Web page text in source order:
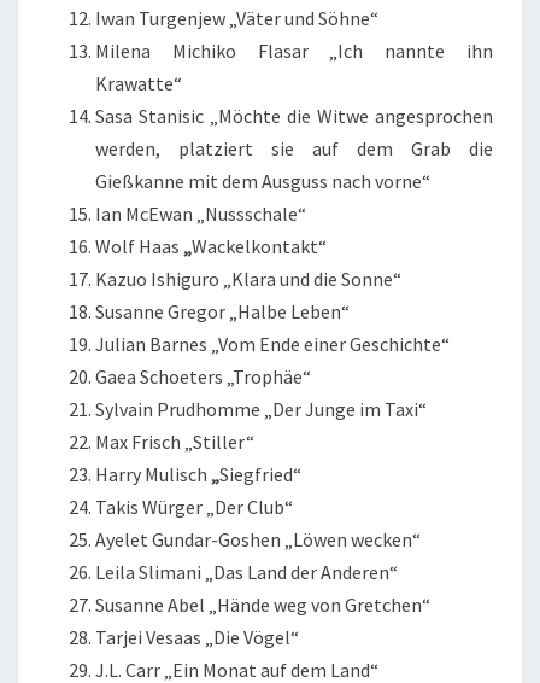
Iwan Turgenjew „Väter und Söhne“
Milena Michiko Flasar „Ich nannte ihn
Krawatte“
Sasa Stanisic „Möchte die Witwe angesprochen
werden, platziert sie auf dem Grab die
Gießkanne mit dem Ausguss nach vorne“
Ian McEwan „Nussschale“
Wolf Haas „Wackelkontakt“
Kazuo Ishiguro „Klara und die Sonne“
Susanne Gregor „Halbe Leben“
Julian Barnes „Vom Ende einer Geschichte“
Gaea Schoeters „Trophäe“
Sylvain Prudhomme „Der Junge im Taxi“
Max Frisch „Stiller“
Harry Mulisch „Siegfried“
Takis Würger „Der Club“
Ayelet Gundar-Goshen „Löwen wecken“
Leila Slimani „Das Land der Anderen“
Susanne Abel „Hände weg von Gretchen“
Tarjei Vesaas „Die Vögel“
J.L. Carr „Ein Monat auf dem Land“